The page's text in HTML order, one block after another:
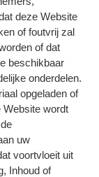
deze Website
of foutvrij zal
of dat
beschikbaar
onderdelen.
opgeladen of
Website wordt
uw
voortvloeit uit
Inhoud of